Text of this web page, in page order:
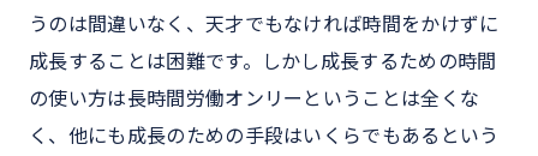
うのは間違いなく、天才でもなければ時間をかけずに
成長することは困難です。しかし成長するための時間
の使い方は長時間労働オンリーということは全くな
く、他にも成長のための手段はいくらでもあるという